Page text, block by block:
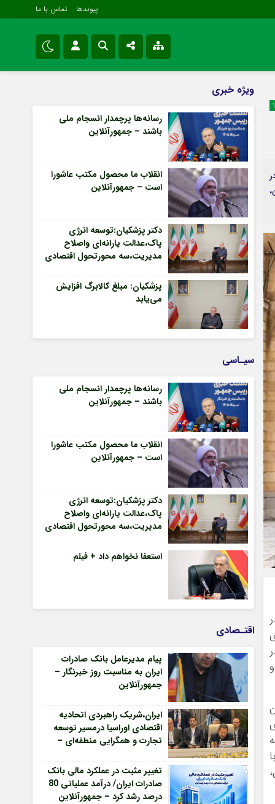
پیوندها تماس با ما
سروش
ایتا
آپارات
اپلیکیشن
رمز عبور
مرا به خاطر بسپار
Forget Password
سیاسی
فرهنگی و هنری
۲۲ بهمن
با
ویژه خبری
رسانه‌ها پرچمدار انسجام ملی
باشند – جمهورآنلاین
انقلاب ما محصول مکتب عاشورا
است – جمهورآنلاین
دکتر پزشکیان:توسعه انرژی
پاک،عدالت یارانه‌ای واصلاح
مدیریت،سه محورتحول اقتصادی
پزشکیان: مبلغ کالابرگ افزایش
می‌یابد
سیـاسی
رسانه‌ها پرچمدار انسجام ملی
باشند – جمهورآنلاین
انقلاب ما محصول مکتب عاشورا
است – جمهورآنلاین
دکتر پزشکیان:توسعه انرژی
پاک،عدالت یارانه‌ای واصلاح
مدیریت،سه محورتحول اقتصادی
استعفا نخواهم داد + فیلم
اقتـصادی
پیام مدیرعامل بانک صادرات
ایران به مناسبت روز خبرنگار –
جمهورآنلاین
ایران،شریک راهبردی اتحادیه
اقتصادی اوراسیا درمسیر توسعه
تجارت و همگرایی منطقه‌ای –
تغییر مثبت در عملکرد مالی بانک
صادرات ایران/ درآمد عملیاتی 80
درصد رشد کرد – جمهورآنلاین